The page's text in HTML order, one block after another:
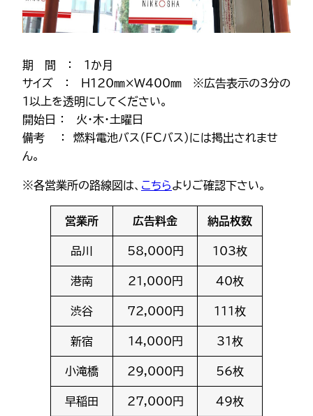
期 間 ： 1か月
サイズ ： H120㎜×W400㎜ ※広告表示の3分の
1以上を透明にしてください。
開始日 ： 火・木・土曜日
備考 ： 燃料電池バス（FCバス）には掲出されませ
ん。
※各営業所の路線図は、 こちらよりご確認下さい。
営業所 広告料金 納品枚数
品川 58,000円 103枚
港南 21,000円 40枚
渋谷 72,000円 111枚
新宿 14,000円 31枚
小滝橋 29,000円 56枚
早稲田 27,000円 49枚